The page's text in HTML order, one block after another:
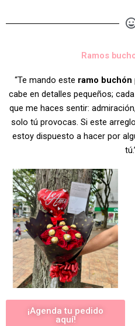
Ramos
“Te mando este ramo buchón
cabe en detalles pequeños;
que me haces sentir:
solo tú provocas. Si este
estoy dispuesto a hacer por
¡Agenda tu pedido
aquí!